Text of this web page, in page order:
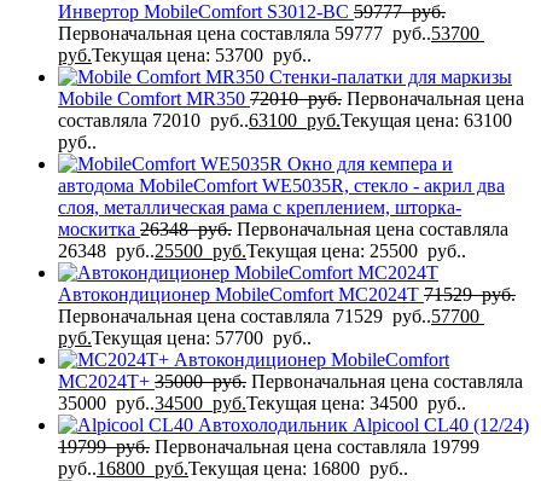
Инвертор MobileComfort S3012-BC 59777руб.
Первоначальная цена составляла 59777 руб..53700
руб.Текущая цена: 53700 руб..
Стенки-палатки для маркизы
Mobile Comfort MR350 72010руб. Первоначальная цена
составляла 72010 руб..63100 руб.Текущая цена: 63100
руб..
Окно для кемпера и
автодома MobileComfort WE5035R, стекло - акрил два
слоя, металлическая рама с креплением, шторка-
москитка 26348руб. Первоначальная цена составляла
26348 руб..25500 руб.Текущая цена: 25500 руб..
Автокондиционер MobileComfort MC2024T 71529руб.
Первоначальная цена составляла 71529 руб..57700
руб.Текущая цена: 57700 руб..
Автокондиционер MobileComfort
MC2024T+ 35000руб. Первоначальная цена составляла
35000 руб..34500 руб.Текущая цена: 34500 руб..
Автохолодильник Alpicool CL40 (12/24)
19799руб. Первоначальная цена составляла 19799
руб..16800 руб.Текущая цена: 16800 руб..